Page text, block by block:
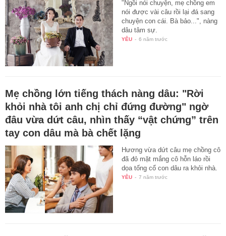
"Ngồi nói chuyện, mẹ chồng em
nói được vài câu rồi lại đá sang
chuyện con cái. Bà bảo...", nàng
dâu tâm sự.
YÊU - 6 năm trước
Mẹ chồng lớn tiếng thách nàng dâu: "Rời
khỏi nhà tôi anh chị chỉ đứng đường" ngờ
đâu vừa dứt câu, nhìn thấy “vật chứng” trên
tay con dâu mà bà chết lặng
Hương vừa dứt câu mẹ chồng cô
đã đỏ mặt mắng cô hỗn láo rồi
dọa tống cổ con dâu ra khỏi nhà.
YÊU - 7 năm trước